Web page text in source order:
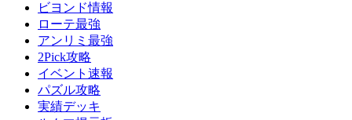
ビヨンド情報
ローテ最強
アンリミ最強
2Pick攻略
イベント速報
パズル攻略
実績デッキ